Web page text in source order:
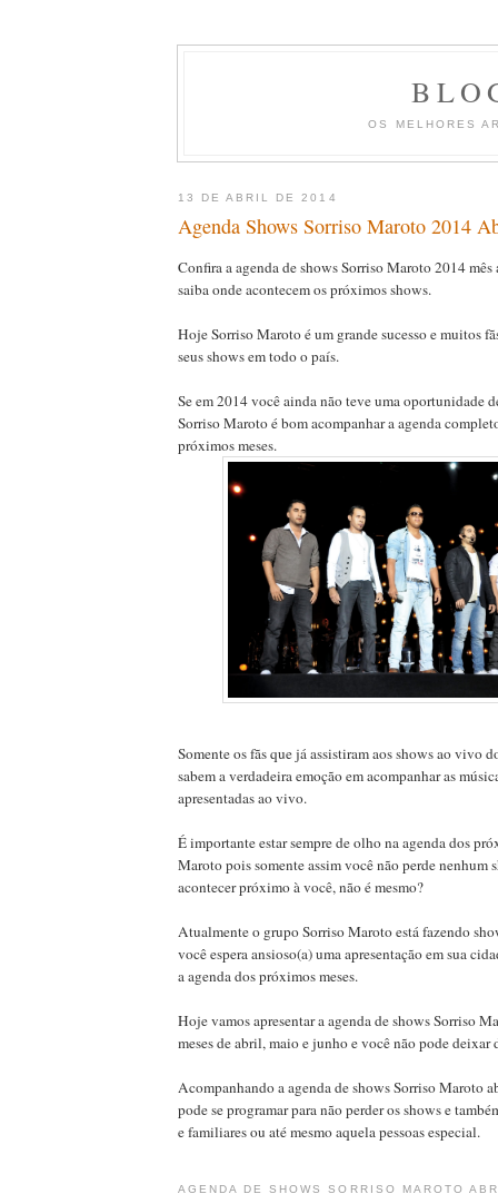
OS MELHORES
13 DE ABRIL DE 2014
Agenda Shows Sorriso Maroto 2014
Confira a agenda de shows Sorriso Maroto 2014
saiba onde acontecem os próximos shows.
Hoje Sorriso Maroto é um grande sucesso e muitos
seus shows em todo o país.
Se em 2014 você ainda não teve uma oportunidade
Sorriso Maroto é bom acompanhar a agenda
próximos meses.
Somente os fãs que já assistiram aos shows ao vivo
sabem a verdadeira emoção em acompanhar as
apresentadas ao vivo.
É importante estar sempre de olho na agenda dos
Maroto pois somente assim você não perde nenhum
acontecer próximo à você, não é mesmo?
Atualmente o grupo Sorriso Maroto está fazendo
você espera ansioso(a) uma apresentação em sua
a agenda dos próximos meses.
Hoje vamos apresentar a agenda de shows Sorriso
meses de abril, maio e junho e você não pode deixar
Acompanhando a agenda de shows Sorriso Maroto
pode se programar para não perder os shows e
e familiares ou até mesmo aquela pessoas especial.
AGENDA DE SHOWS SORRISO MAROTO